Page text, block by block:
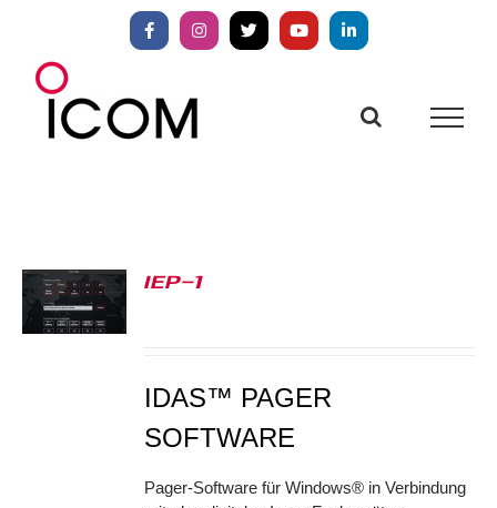
springen
FacebookInstagram
X YouTubeLinkedIn
IEP-1
IDAS™ PAGER
SOFTWARE
Pager-Software für Windows® in Verbindung